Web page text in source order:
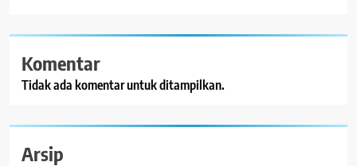
Komentar
Tidak ada komentar untuk ditampilkan.
Arsip